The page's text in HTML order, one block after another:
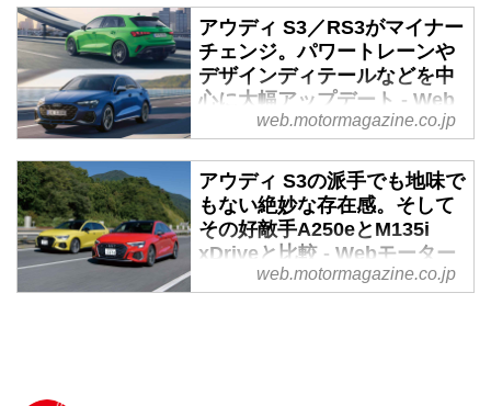
アウディ S3／RS3がマイナー
チェンジ。パワートレーンや
デザインディテールなどを中
心に大幅アップデート - Web
モーターマガジン
2025年2月19日、アウディジャパ
ンはプレミアムコンパクト ハッ
チバック／セダンのS3／RS3を
大幅にアップデートしてマイナー
チェンジし、発売を開始する。
web.motormagazine.co.jp
アウディ S3の派手でも地味で
もない絶妙な存在感。そして
その好敵手A250eとM135i
xDriveと比較 - Webモーター
マガジンweb.motormagazine.co.jp